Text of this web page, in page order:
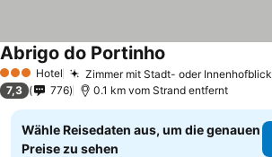
3 SterneHotel Zimmer mit Stadt- oder Innenhofblick
Abrigo do Portinho
7,3 776 0.1 km vom Strand entfernt
Wähle Reisedaten aus, um die genauen
Preise zu sehen